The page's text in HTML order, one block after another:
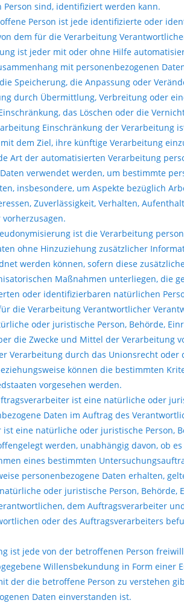
sind, identifiziert werden kann.
Person ist jede identifizierte oder
dem für die Verarbeitung
ist jeder mit oder ohne Hilfe
mit personenbezogenen
Speicherung, die Anpassung oder
durch Übermittlung, Verbreitung oder
das Löschen oder die
Einschränkung der Verarbeitung
dem Ziel, ihre künftige Verarbeitung
Art der automatisierten Verarbeitung
verwendet werden, um bestimmte
insbesondere, um Aspekte bezüglich
Zuverlässigkeit, Verhalten,
ist die Verarbeitung
ohne Hinzuziehung zusätzlicher
werden können, sofern diese
Maßnahmen unterliegen, die
oder identifizierbaren natürlichen
die Verarbeitung Verantwortlicher
oder juristische Person, Behörde,
die Zwecke und Mittel der Verarbeitung
Verarbeitung durch das Unionsrecht oder
können die bestimmten
vorgesehen werden.
ist eine natürliche oder
Daten im Auftrag des
eine natürliche oder juristische Person,
werden, unabhängig davon, ob
eines bestimmten
personenbezogene Daten erhalten,
oder juristische Person, Behörde,
dem Auftragsverarbeiter
oder des Auftragsverarbeiters
ist jede von der betroffenen Person
Willensbekundung in Form einer
der die betroffene Person zu verstehen
Daten einverstanden ist.